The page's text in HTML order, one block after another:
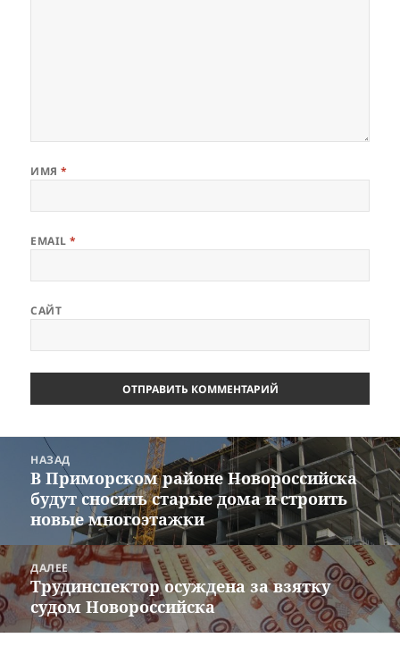
ИМЯ*
EMAIL*
САЙТ
Навигация
записям
НАЗАД
Предыдущая
запись:
В Приморском районе Новороссийска
будут сносить старые дома и строить
новые многоэтажки
ДАЛЕЕ
Следующая
запись:
Трудинспектор осуждена за взятку
судом Новороссийска